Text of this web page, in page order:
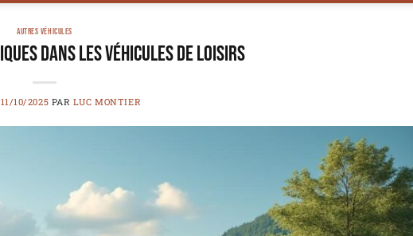
AUTRES VÉHICULES
dans les véhicules de loisirs
11/10/2025 PAR LUC MONTIER